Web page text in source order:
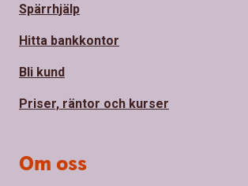
Spärrhjälp
Hitta bankkontor
Bli kund
Priser, räntor och kurser
Om oss